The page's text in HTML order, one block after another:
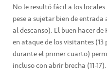
No le resultó fácil a los
pese a sujetar bien de
al descanso). El buen hacer
en ataque de los visitantes
durante el primer cuarto)
incluso con abrir brecha (11-17).